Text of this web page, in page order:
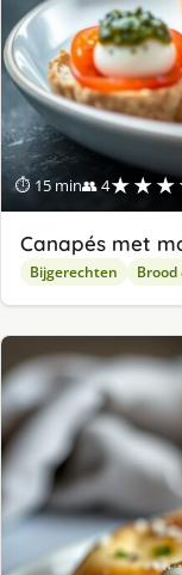
⏱ 15 min👥 4
Canapés met
Bijgerechten Brood